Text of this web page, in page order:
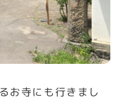
お寺にも行きまし